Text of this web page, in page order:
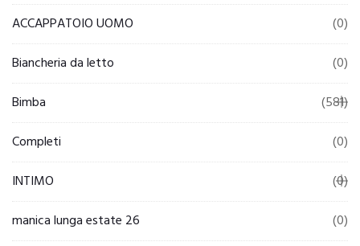
ACCAPPATOIO UOMO
(0)
Biancheria da letto
(0)
Bimba
(581)
Completi
(0)
INTIMO
(0)
manica lunga estate 26
(0)